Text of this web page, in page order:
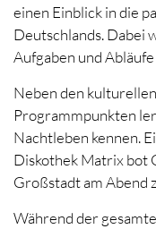
einen Einblick in die
Deutschlands. Dabei
Aufgaben und
Neben den
Programmpunkten
Nachtleben kennen.
Diskothek Matrix bot
Großstadt am Abend
Während der